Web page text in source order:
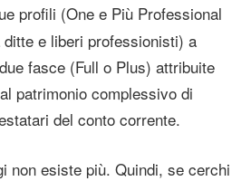
profili (One e Più Professional
e liberi professionisti) a
fasce (Full o Plus) attribuite
patrimonio complessivo di
del conto corrente.
non esiste più. Quindi, se cerchi